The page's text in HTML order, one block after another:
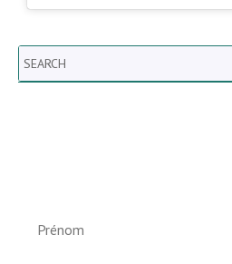
Search